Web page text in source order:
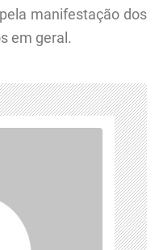
manifestação dos
em geral.